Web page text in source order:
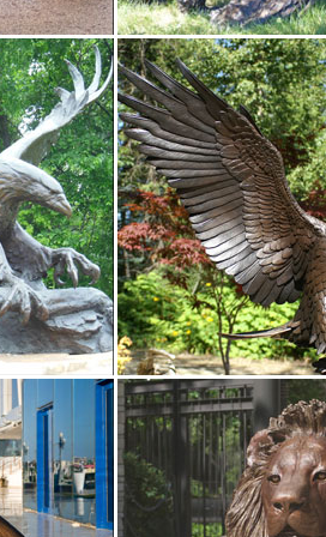
кстати, один из
характерной особенностью –
Древней Греции, и его
изображают человека, иногда —
до н. э.). Крылатая богиня победы
более скульптура не
цивилизации.
(2 ч.)Скульптурные группы
с другими людьми.